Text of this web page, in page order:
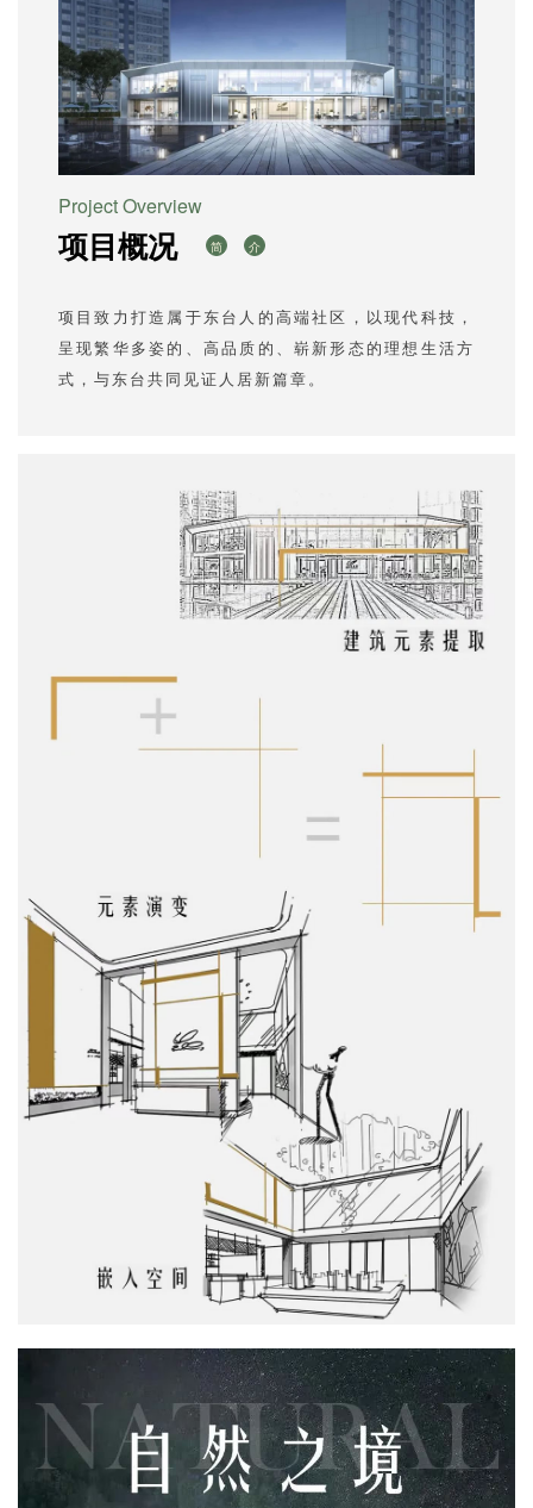
Project Overview
项目概况 简 介
项目致力打造属于东台人的高端社区，以现代科技，
呈现繁华多姿的、高品质的、崭新形态的理想生活方
式，与东台共同见证人居新篇章。